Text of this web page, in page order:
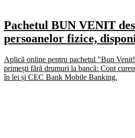
Pachetul BUN VENIT
persoanelor fizice,
Aplică online pentru pachetul "Bun
primești fără drumuri la bancă: Cont
în lei și CEC Bank Mobile Banking.